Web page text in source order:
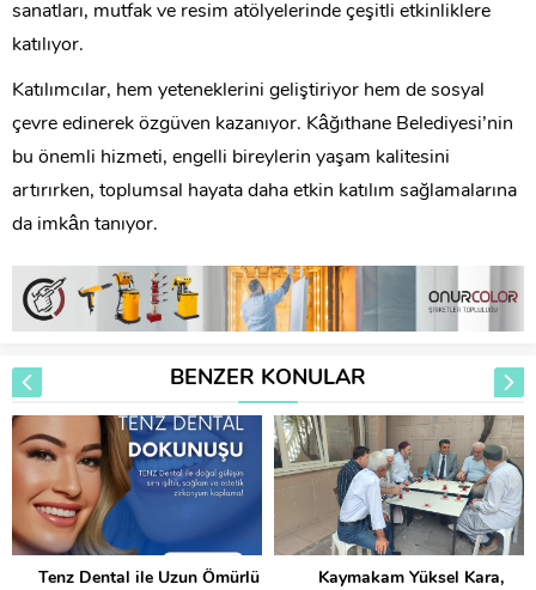
sanatları, mutfak ve resim atölyelerinde çeşitli etkinliklere
katılıyor.
Katılımcılar, hem yeteneklerini geliştiriyor hem de sosyal
çevre edinerek özgüven kazanıyor. Kâğıthane Belediyesi’nin
bu önemli hizmeti, engelli bireylerin yaşam kalitesini
artırırken, toplumsal hayata daha etkin katılım sağlamalarına
da imkân tanıyor.
BENZER KONULAR
Tenz Dental ile Uzun Ömürlü
Kaymakam Yüksel Kara,